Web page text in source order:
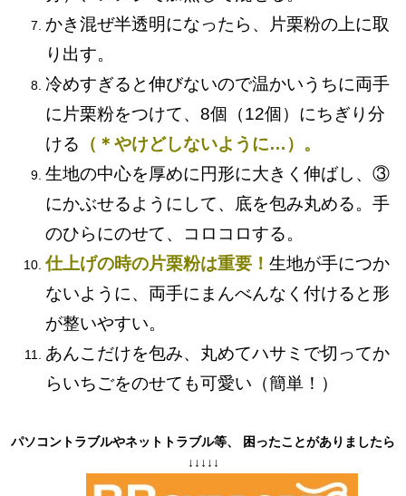
かき混ぜ半透明になったら、片栗粉の上に取
り出す。
冷めすぎると伸びないので温かいうちに両手
に片栗粉をつけて、8個（12個）にちぎり分
ける （＊やけどしないように…）。
生地の中心を厚めに円形に大きく伸ばし、③
にかぶせるようにして、底を包み丸める。手
のひらにのせて、コロコロする。
仕上げの時の片栗粉は重要！ 生地が手につか
ないように、両手にまんべんなく付けると形
が整いやすい。
あんこだけを包み、丸めてハサミで切ってか
らいちごをのせても可愛い（簡単！）
パソコントラブルやネットトラブル等、 困ったことがありましたら
↓↓↓↓↓